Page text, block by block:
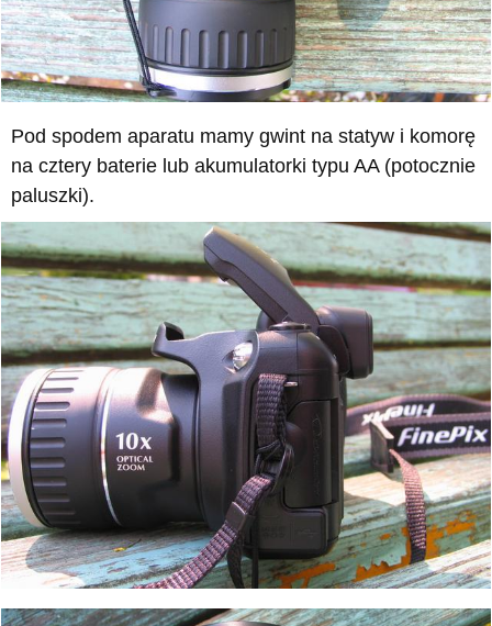
Pod spodem aparatu mamy gwint na statyw i komorę
na cztery baterie lub akumulatorki typu AA (potocznie
paluszki).